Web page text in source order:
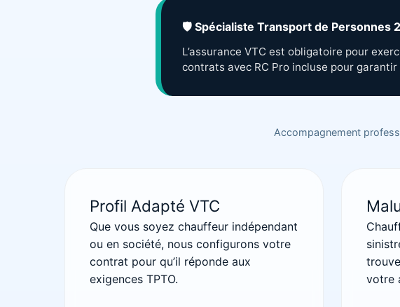
🛡️ Spécialiste Transport de Personnes
L’assurance VTC est obligatoire pour
contrats avec RC Pro incluse pour
Accompagnement
Profil Adapté VTC
Que vous soyez chauffeur indépendant
ou en société, nous configurons votre
contrat pour qu’il réponde aux
exigences TPTO.
votre